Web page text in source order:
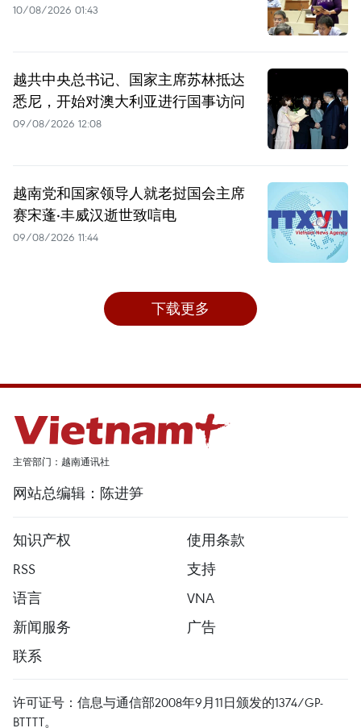
10/08/2026 01:43
越共中央总书记、国家主席苏林抵达
悉尼，开始对澳大利亚进行国事访问
09/08/2026 12:08
越南党和国家领导人就老挝国会主席
赛宋蓬·丰威汉逝世致唁电
09/08/2026 11:44
下载更多
主管部门：越南通讯社
网站总编辑：陈进笋
知识产权
使用条款
RSS
支持
语言
VNA
新闻服务
广告
联系
许可证号：信息与通信部2008年9月11日颁发的1374/GP-
BTTTT。